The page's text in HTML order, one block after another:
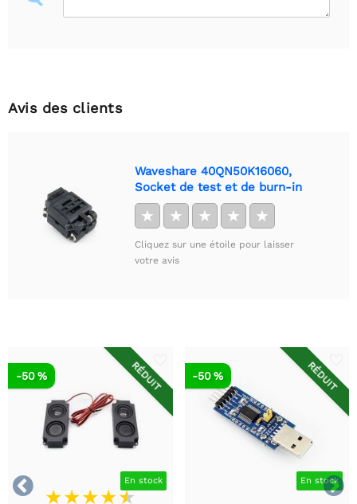
Avis des clients
Waveshare 40QN50K16060,
Socket de test et de burn-in
★ ★ ★ ★ ★
Cliquez sur une étoile pour laisser
votre avis


RÉDUIT
En stock
-50 % RÉDUIT
En stock
-50 %